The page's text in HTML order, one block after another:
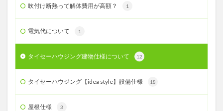
吹付け断熱って解体費用が高額？ 1
電気代について 1
タイセーハウジング建物仕様について 12
タイセーハウジング【idea style】設備仕様 18
屋根仕様 3